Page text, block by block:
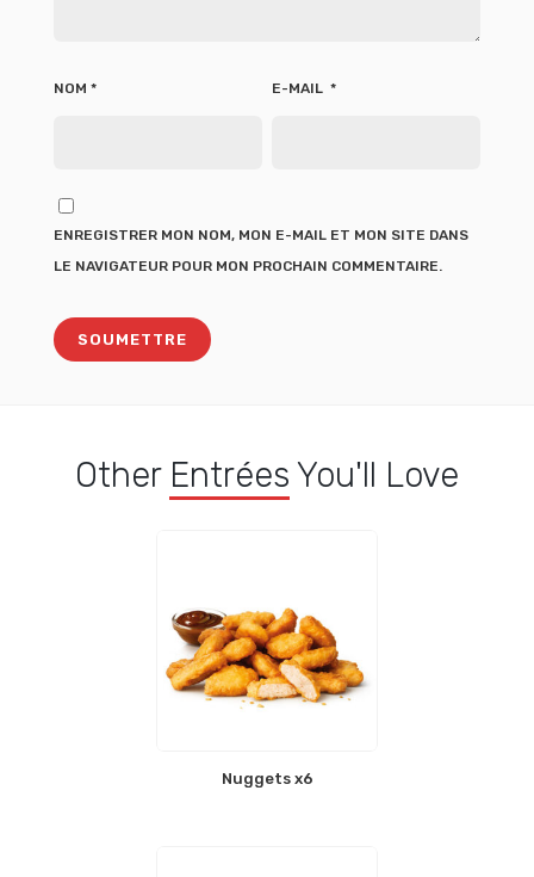
NOM * E-MAIL *
ENREGISTRER MON NOM, MON E-MAIL ET MON SITE DANS
LE NAVIGATEUR POUR MON PROCHAIN COMMENTAIRE.
Other Entrées You'll Love
Nuggets x6